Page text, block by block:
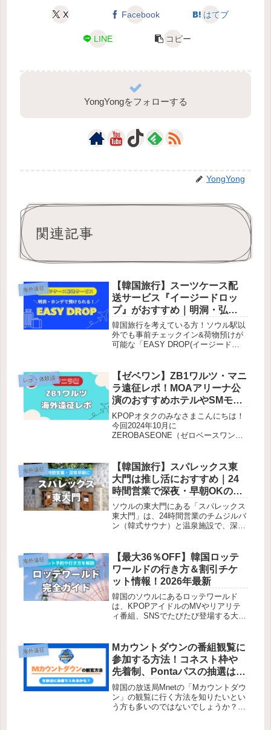
X Facebook はてブ
LINE コピー
YongYongをフォローする
YongYong
関連記事
海外遠征
【韓国旅行】スーツケース配
送サービス『イージードロッ
プ』がおすすめ｜明洞・弘
大・江南【2025年最新】
韓国旅行を考えている方！ソウル駅以
外でも事前チェックイン&荷物預けが
可能な「EASY DROP(イージードロ
プ)」は、明洞、弘大、江南などの人
気エリア、また仁川空港近...
レポ・体験談
【ゼベワン】ZB1ワルツ・マニ
ラ遠征レポ！MOAアリーナ公
演のおすすめホテルやSMモー
ルオブアジアから空港に行く
方法も
KPOPオタクのみなさまこんにちは！
今回2024年10月に
ZEROBASEONE（ゼロベースワン）
した。「初めてマニラ公演に行くけど
治安ってどうなの？」「ホテルはどこ
がおす...
海外遠征
【韓国旅行】スパレックス東
大門は推し活におすすめ｜24
時間営業で深夜・早朝OKのチ
ムチルバン！
ソウルの東大門にある「スパレックス
東大門」は、24時間営業のチムジルバ
ン（韓式サウナ）と温泉施設で、深夜
スパが混雑で入れないときの避難策と
して、リーズナブルな料金で温泉、サ
ウ...
海外遠征
【最大36％OFF】韓国ロッテ
ワールドの行き方＆割引チケ
ット情報！2026年最新
韓国のソウルにあるロッテワールド
は、KPOPアイドルのMVやリアリテ
ィ番組、SNSでたびたび登場する大人
で写真を撮りたい！」「あのロケ地で
楽しみたい！」という夢を叶える絶
好...
海外遠征
Mカウントダウンの番組観覧に
参加する方法！コネスト枠や
先着制、Pontaパスの抽選は終
了
韓国の放送局Mnetの「Mカウントダウ
ン」の観覧に行く方法を知りたいとい
う方も多いのではないでしょうか？以